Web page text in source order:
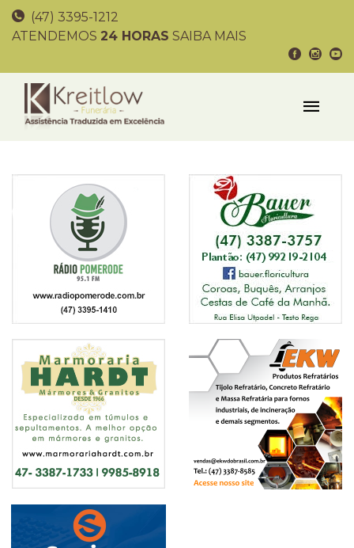
(47) 3395-1212
ATENDEMOS 24 HORAS SAIBA MAIS